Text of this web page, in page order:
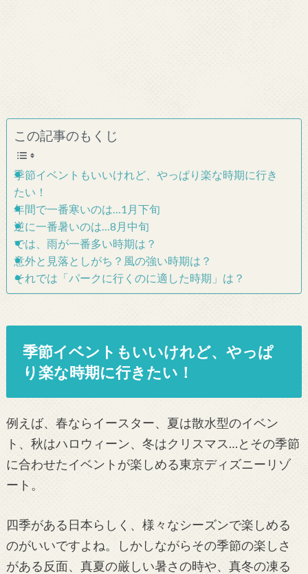
この記事のもくじ
季節イベントもいいけれど、やっぱり楽な時期に行き
たい！
年間で一番寒いのは…1月下旬
逆に一番暑いのは…8月中旬
では、雨が一番多い時期は？
意外と見落としがち？風の強い時期は？
それでは「パークに行くのに適した時期」は？
季節イベントもいいけれど、やっぱ
り楽な時期に行きたい！
例えば、春ならイースター、夏は散水型のイベン
ト、秋はハロウィーン、冬はクリスマス…とその季節
に合わせたイベントが楽しめる東京ディズニーリゾ
ート。
四季がある日本らしく、様々なシーズンで楽しめる
のがいいですよね。しかしながらその季節の楽しさ
がある反面、真夏の厳しい暑さの時や、真冬の凍る